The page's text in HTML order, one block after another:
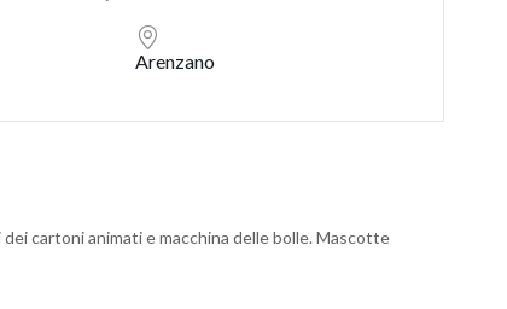
Arenzano
cartoni animati e macchina delle bolle. Mascotte